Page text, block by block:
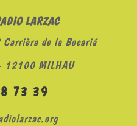
LARZAC
de la Bocariá
MILHAU
73 39